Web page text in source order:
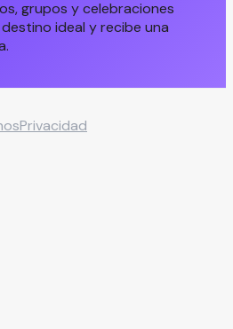
grupos y celebraciones
ideal y recibe una
Privacidad